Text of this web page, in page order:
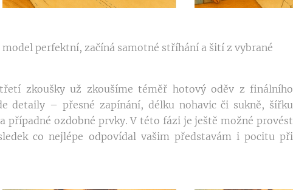
perfektní, začíná samotné stříhání a šití z vybrané
zkoušky už zkoušíme téměř hotový oděv z finálního
detaily – přesné zapínání, délku nohavic či sukně, šířku
případné ozdobné prvky. V této fázi je ještě možné provést
co nejlépe odpovídal vašim představám i pocitu při